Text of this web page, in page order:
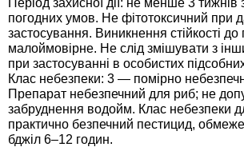
погодних умов. Не фітотоксичний при
застосування. Виникнення стійкості
малоймовірне. Не слід змішувати з
при застосуванні в особистих
Клас небезпеки: 3 — помірно
Препарат небезпечний для риб; не
забруднення водойм. Клас небезпеки
практично безпечний пестицид,
бджіл 6–12 годин.
Семена шпината
Семена щавеля
Элитные семена в банках
Лидеры продаж
Купить семена - хиты продаж
Архив